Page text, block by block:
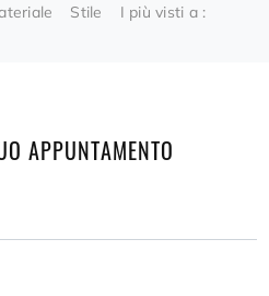
Stile I più visti a :
APPUNTAMENTO